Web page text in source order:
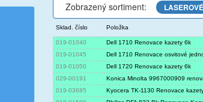
Zobrazený sortiment:
Sklad. číslo Položka
019-01040 Dell 1710 Renovace kazety 6k
019-01045
Dell 1710 Renovace osvitové
019-01050
Dell 1720 Renovace kazety 6k
029-00191
Konica Minolta 9967000909
019-03685
Kyocera TK-1130 Renovace